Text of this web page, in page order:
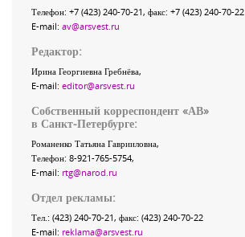
Телефон: +7 (423) 240-70-21, факс: +7 (423) 240-70-22
E-mail: av@arsvest.ru
Редактор:
Ирина Георгиевна Гребнёва,
E-mail: editor@arsvest.ru
Собственный корреспондент «АВ»
в Санкт-Петербурге:
Романенко Татьяна Гаврииловна,
Телефон: 8-921-765-5754,
E-mail: rtg@narod.ru
Отдел рекламы:
Тел.: (423) 240-70-21, факс: (423) 240-70-22
E-mail: reklama@arsvest.ru